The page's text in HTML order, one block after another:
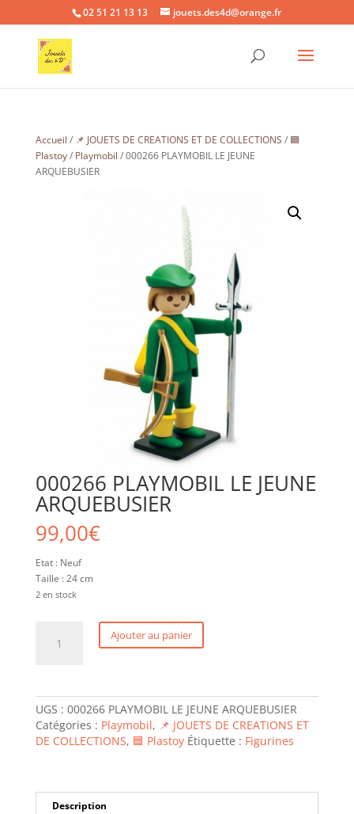
02 51 21 13 13 jouets.des4d@orange.fr
Accueil / 📌 JOUETS DE CREATIONS ET DE COLLECTIONS / 🟦
Plastoy/ Playmobil / 000266 PLAYMOBIL LE JEUNE
ARQUEBUSIER
000266 PLAYMOBIL LE JEUNE
ARQUEBUSIER
99,00€
Etat : Neuf
Taille : 24 cm
2 en stock
JEUNE
ARQUEBUSIER
Ajouter au panier
UGS : 000266 PLAYMOBIL LE JEUNE ARQUEBUSIER
Catégories : Playmobil, 📌 JOUETS DE CREATIONS ET
DE COLLECTIONS, 🟦 Plastoy Étiquette : Figurines
Description